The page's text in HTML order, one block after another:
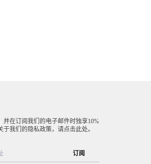
并在订阅我们的电子邮件时独享10%
我们的隐私政策，请点击此处。
订阅